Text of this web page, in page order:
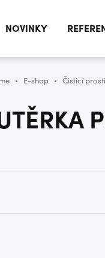
NOVINKY
E-shop Čisticí